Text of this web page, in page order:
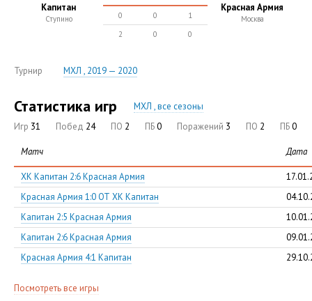
Капитан
Ступино 0 0
1
2
0 0
Красная Армия
Москва
Турнир МХЛ , 2019 — 2020
Статистика игр
МХЛ , все сезоны
Игр 31 Побед 24 ПО 2 ПБ0 Поражений 3 ПО 2 ПБ0
Матч Дата
ХК Капитан 2:6 Красная Армия
Красная Армия 1:0 ОТ ХК Капитан
Капитан 2:5 Красная Армия
Капитан 2:6 Красная Армия
Красная Армия 4:1 Капитан
Посмотреть все игры